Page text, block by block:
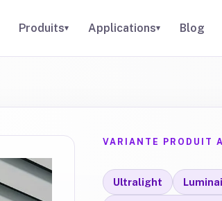
Produits▾ Applications▾ Blog
VARIANTE PRODUIT
Ultralight